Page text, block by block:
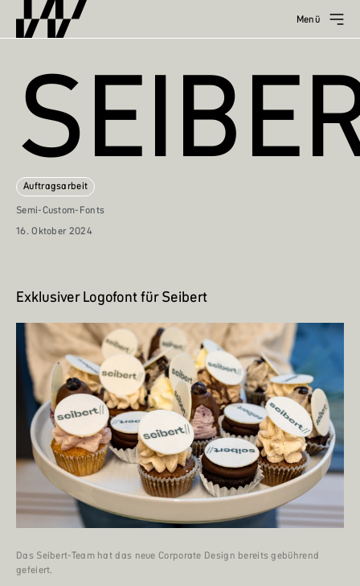
Menü
Auftragsarbeit
Semi-Custom-Fonts
16. Oktober 2024
Exklusiver Logofont für Seibert
Das Seibert-Team hat das neue Corporate Design bereits gebührend
gefeiert.